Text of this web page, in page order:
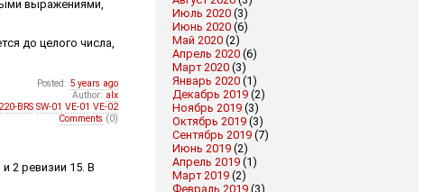
Июль 2020 (3)
Июнь 2020 (6)
Май 2020 (2)
Апрель 2020 (6)
Март 2020 (3)
Январь 2020 (1)
Декабрь 2019 (2)
Ноябрь 2019 (3)
Октябрь 2019 (3)
Сентябрь 2019 (7)
Июнь 2019 (2)
Апрель 2019 (1)
Март 2019 (2)
Февраль 2019 (3)
выражениями,
до целого числа,
Posted: 5 years ago
Author: alx
BRS SW-01 VE-01 VE-02
Comments (0)
2 ревизии 15. В